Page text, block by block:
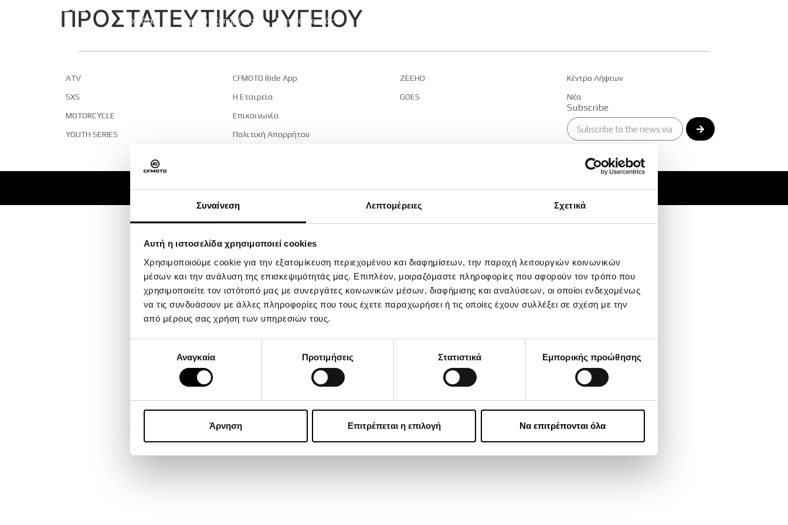
Συναίνεση Λεπτομέρειες Σχετικά
Αυτή η ιστοσελίδα χρησιμοποιεί cookies
Χρησιμοποιούμε cookie για την εξατομίκευση περιεχομένου και διαφημίσεων, την παροχή λειτουργιών κοινωνικών
μέσων και την ανάλυση της επισκεψιμότητάς μας. Επιπλέον, μοιραζόμαστε πληροφορίες που αφορούν τον τρόπο που
χρησιμοποιείτε τον ιστότοπό μας με συνεργάτες κοινωνικών μέσων, διαφήμισης και αναλύσεων, οι οποίοι ενδεχομένως
να τις συνδυάσουν με άλλες πληροφορίες που τους έχετε παραχωρήσει ή τις οποίες έχουν συλλέξει σε σχέση με την
από μέρους σας χρήση των υπηρεσιών τους.
συγκατάθεσηςΑναγκαία Προτιμήσεις Στατιστικά Εμπορικής προώθησης
Άρνηση Επιτρέπεται η επιλογή Να επιτρέπονται όλα
Προϊόντα Σημεία Εξυπηρέτησης Σχετικά με εμάς GOES
ΠΡΟΣΤΑΤΕΥΤΙΚΟ ΨΥΓΕΙΟΥ
ATV
SXS
MOTORCYCLE
YOUTH SERIES
CFMOTO Ride App
Η Εταιρεία
Επικοινωνία
Πολιτική Απορρήτου
ZEEHO
GOES
Κέντρο Λήψεων
Νέα
Subscribe
© 2024 CFMOTO | ATVs, Motorcycles, Side x Sides | Powered byRocket Path